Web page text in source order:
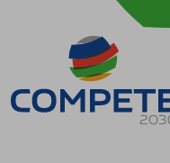
Saltar para o conteúdo